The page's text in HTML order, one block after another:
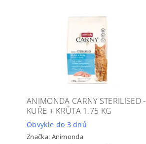
ANIMONDA CARNY STERILISED -
KUŘE + KRŮTA 1.75 KG
Obvykle do 3 dnů
Značka: Animonda